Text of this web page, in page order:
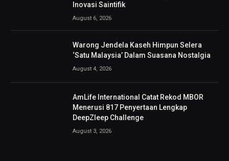
Inovasi Saintifik
August 6, 2026
Warong Jendela Kaseh Himpun Selera
‘Satu Malaysia’ Dalam Suasana Nostalgia
August 4, 2026
AmLife International Catat Rekod MBOR
Menerusi 817 Penyertaan Lengkap
DeepZleep Challenge
August 3, 2026